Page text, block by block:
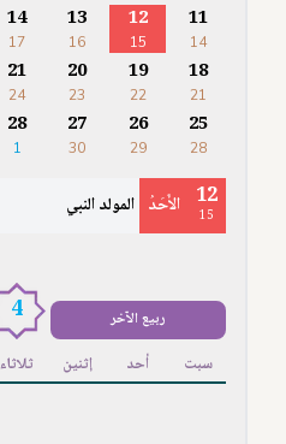
11
14
12
15
13
16
14
17
18
21
19
22
20
23
21
24
25
28
26
29
27
30
28
1
12
15 الأَحَدُ المولد النبي
ربيع الآخر 4
سبت أحد إثنين ثلاثاء